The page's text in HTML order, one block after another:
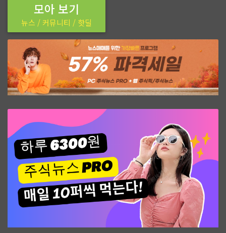
모아 보기
뉴스 / 커뮤니티 / 핫딜